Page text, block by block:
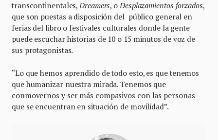
transcontinentales,Dreamers, oDesplazamientos forzados,
que son puestas a disposición del público general en
ferias del libro o festivales culturales donde la gente
puede escuchar historias de 10 o 15 minutos de voz de
sus protagonistas.
“Lo que hemos aprendido de todo esto, es que tenemos
que humanizar nuestra mirada. Tenemos que
conmovernos y ser más compasivos con las personas
que se encuentran en situación de movilidad”.